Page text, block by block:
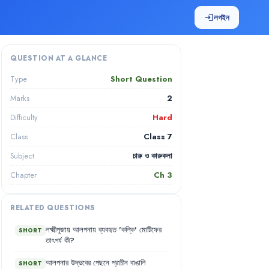
loginলগইন
QUESTION AT A GLANCE
Type Short Question
Marks 2
Difficulty Hard
Class Class 7
Subject চারু ও কারুকলা
Chapter Ch 3
RELATED QUESTIONS
SHORT লক্ষ্মীপূজায় আলপনায় ব্যবহৃত 'কল্কি' মোটিফের
তাৎপর্য কী?
SHORT আলপনার উদ্ভবের পেছনে প্রাচীন বাঙালি